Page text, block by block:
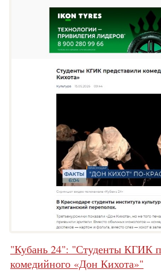
"Кубань 24": "Студенты КГИК
комедийного «Дон Кихота»"